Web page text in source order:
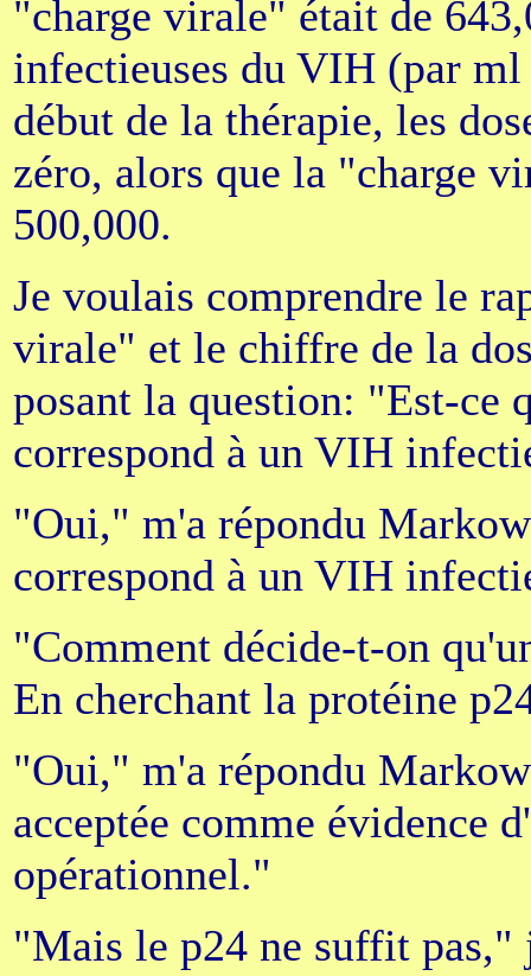
"charge virale" était de
infectieuses du VIH (par
début de la thérapie, les
zéro, alors que la "charge
500,000.
Je voulais comprendre le
virale" et le chiffre de la
posant la question: "Est-ce
correspond à un VIH
"Oui," m'a répondu
correspond à un VIH
"Comment décide-t-on
En cherchant la protéine
"Oui," m'a répondu
acceptée comme évidence
opérationnel."
"Mais le p24 ne suffit